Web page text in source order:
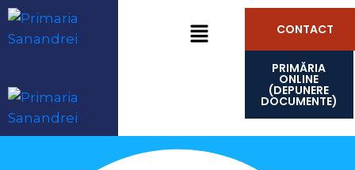
CONTACT
PRIMĂRIA
ONLINE
(DEPUNERE
DOCUMENTE)